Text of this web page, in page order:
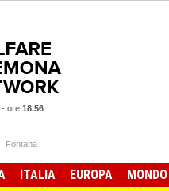
ore 18.56
Fontana
ITALIA EUROPA MONDO